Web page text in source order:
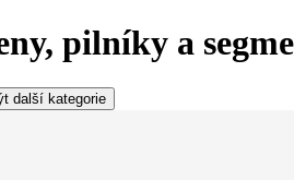
pilníky a
další kategorie